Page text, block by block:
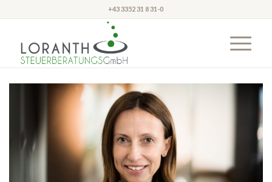
+43 3352 31 8 31-0